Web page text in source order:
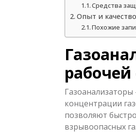
Средства
Опыт и
Похожие
концентрации
позволяют
взрывоопасных